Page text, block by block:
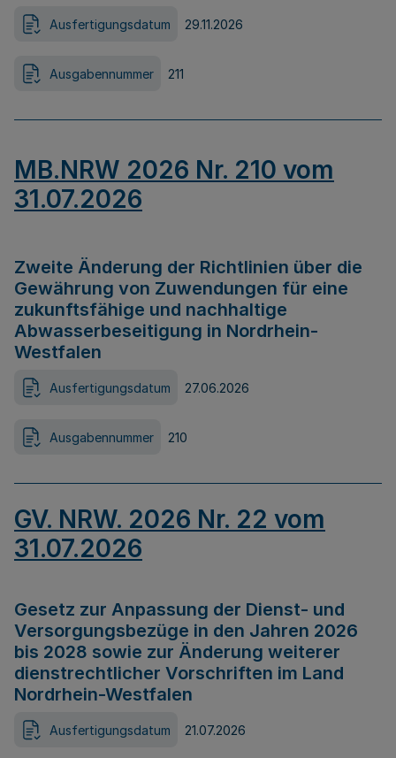
Ausfertigungsdatum 29.11.2026
Ausgabennummer 211
MB.NRW 2026 Nr. 210 vom
31.07.2026
Zweite Änderung der Richtlinien über die
Gewährung von Zuwendungen für eine
zukunftsfähige und nachhaltige
Abwasserbeseitigung in Nordrhein-
Westfalen
Ausfertigungsdatum 27.06.2026
Ausgabennummer 210
GV. NRW. 2026 Nr. 22 vom
31.07.2026
Gesetz zur Anpassung der Dienst- und
Versorgungsbezüge in den Jahren 2026
bis 2028 sowie zur Änderung weiterer
dienstrechtlicher Vorschriften im Land
Nordrhein-Westfalen
Ausfertigungsdatum 21.07.2026